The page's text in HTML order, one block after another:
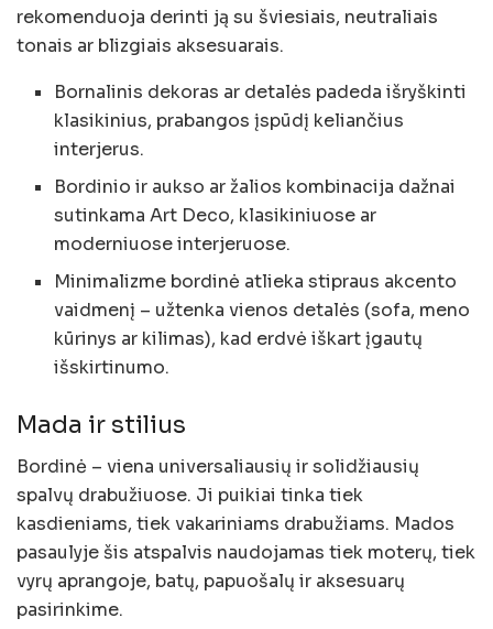
rekomenduoja derinti ją su šviesiais, neutraliais
tonais ar blizgiais aksesuarais.
Bornalinis dekoras ar detalės padeda išryškinti
klasikinius, prabangos įspūdį keliančius
interjerus.
Bordinio ir aukso ar žalios kombinacija dažnai
sutinkama Art Deco, klasikiniuose ar
moderniuose interjeruose.
Minimalizme bordinė atlieka stipraus akcento
vaidmenį – užtenka vienos detalės (sofa, meno
kūrinys ar kilimas), kad erdvė iškart įgautų
išskirtinumo.
Mada ir stilius
Bordinė – viena universaliausių ir solidžiausių
spalvų drabužiuose. Ji puikiai tinka tiek
kasdieniams, tiek vakariniams drabužiams. Mados
pasaulyje šis atspalvis naudojamas tiek moterų, tiek
vyrų aprangoje, batų, papuošalų ir aksesuarų
pasirinkime.